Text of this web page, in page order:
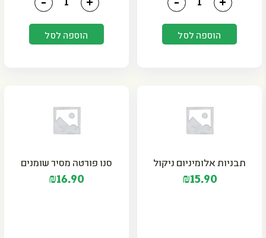
+
-
הוספה לסל
+
-
הוספה לסל
תבניות אלומיניום ניקול
₪15.90
סנו פורטה מסיר שומנים
₪16.90